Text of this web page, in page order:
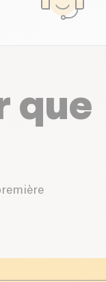
que